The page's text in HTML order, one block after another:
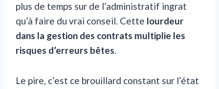
plus de temps sur de l’administratif ingrat
qu’à faire du vrai conseil. Cette lourdeur
dans la gestion des contrats multiplie les
risques d’erreurs bêtes.
Le pire, c’est ce brouillard constant sur l’état